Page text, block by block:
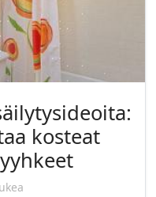
kosteat